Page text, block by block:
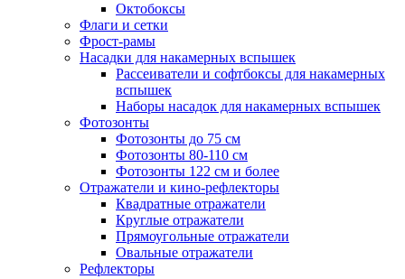
Октобоксы
Флаги и сетки
Фрост-рамы
Насадки для накамерных вспышек
Рассеиватели и софтбоксы для накамерных
вспышек
Наборы насадок для накамерных вспышек
Фотозонты
Фотозонты до 75 см
Фотозонты 80-110 см
Фотозонты 122 см и более
Отражатели и кино-рефлекторы
Квадратные отражатели
Круглые отражатели
Прямоугольные отражатели
Овальные отражатели
Рефлекторы